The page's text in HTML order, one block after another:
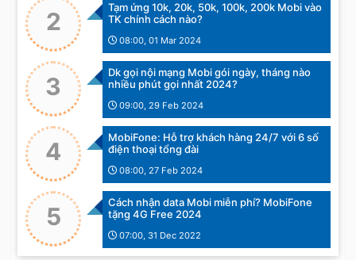
2
Tạm ứng 10k, 20k, 50k, 100k, 200k Mobi vào
TK chính cách nào?
08:00, 01 Mar 2024
3
Dk gọi nội mạng Mobi gói ngày, tháng nào
nhiều phút gọi nhất 2024?
09:00, 29 Feb 2024
4
MobiFone: Hỗ trợ khách hàng 24/7 với 6 số
điện thoại tổng đài
08:00, 27 Feb 2024
5
Cách nhận data Mobi miễn phí? MobiFone
tặng 4G Free 2024
07:00, 31 Dec 2022